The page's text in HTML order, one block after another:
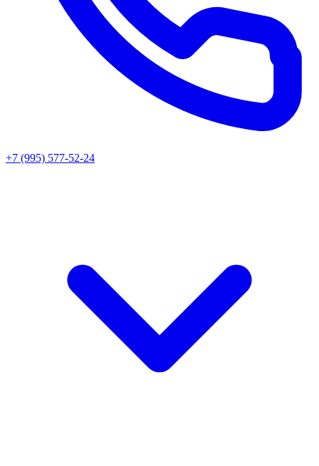
+7 (995) 577-52-24